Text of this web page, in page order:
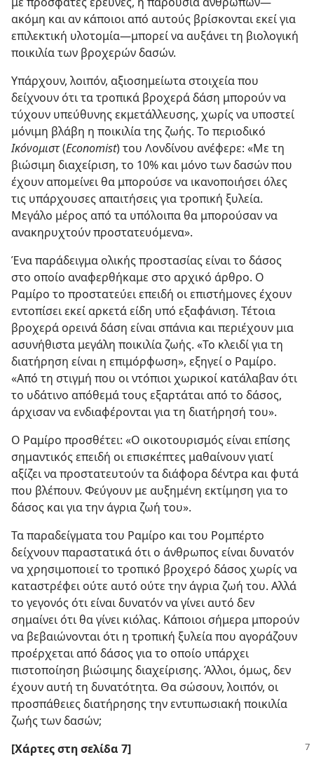
ακόμη και αν κάποιοι από αυτούς βρίσκονται εκεί για
επιλεκτική υλοτομία—​μπορεί να αυξάνει τη βιολογική
ποικιλία των βροχερών δασών.
Υπάρχουν, λοιπόν, αξιοσημείωτα στοιχεία που
δείχνουν ότι τα τροπικά βροχερά δάση μπορούν να
τύχουν υπεύθυνης εκμετάλλευσης, χωρίς να υποστεί
μόνιμη βλάβη η ποικιλία της ζωής. Το περιοδικό
Ικόνομιστ(Economist) του Λονδίνου ανέφερε: «Με τη
βιώσιμη διαχείριση, το 10% και μόνο των δασών που
έχουν απομείνει θα μπορούσε να ικανοποιήσει όλες
τις υπάρχουσες απαιτήσεις για τροπική ξυλεία.
Μεγάλο μέρος από τα υπόλοιπα θα μπορούσαν να
ανακηρυχτούν προστατευόμενα».
Ένα παράδειγμα ολικής προστασίας είναι το δάσος
στο οποίο αναφερθήκαμε στο αρχικό άρθρο. Ο
Ραμίρο το προστατεύει επειδή οι επιστήμονες έχουν
εντοπίσει εκεί αρκετά είδη υπό εξαφάνιση. Τέτοια
βροχερά ορεινά δάση είναι σπάνια και περιέχουν μια
ασυνήθιστα μεγάλη ποικιλία ζωής. «Το κλειδί για τη
διατήρηση είναι η επιμόρφωση», εξηγεί ο Ραμίρο.
«Από τη στιγμή που οι ντόπιοι χωρικοί κατάλαβαν ότι
το υδάτινο απόθεμά τους εξαρτάται από το δάσος,
άρχισαν να ενδιαφέρονται για τη διατήρησή του».
Ο Ραμίρο προσθέτει: «Ο οικοτουρισμός είναι επίσης
σημαντικός επειδή οι επισκέπτες μαθαίνουν γιατί
αξίζει να προστατευτούν τα διάφορα δέντρα και φυτά
που βλέπουν. Φεύγουν με αυξημένη εκτίμηση για το
δάσος και για την άγρια ζωή του».
Τα παραδείγματα του Ραμίρο και του Ρομπέρτο
δείχνουν παραστατικά ότι ο άνθρωπος είναι δυνατόν
να χρησιμοποιεί το τροπικό βροχερό δάσος χωρίς να
καταστρέφει ούτε αυτό ούτε την άγρια ζωή του. Αλλά
το γεγονός ότι είναι δυνατόν να γίνει αυτό δεν
σημαίνει ότι θα γίνει κιόλας. Κάποιοι σήμερα μπορούν
να βεβαιώνονται ότι η τροπική ξυλεία που αγοράζουν
προέρχεται από δάσος για το οποίο υπάρχει
πιστοποίηση βιώσιμης διαχείρισης. Άλλοι, όμως, δεν
έχουν αυτή τη δυνατότητα. Θα σώσουν, λοιπόν, οι
προσπάθειες διατήρησης την εντυπωσιακή ποικιλία
ζωής των δασών;
[Χάρτες στη σελίδα 7]